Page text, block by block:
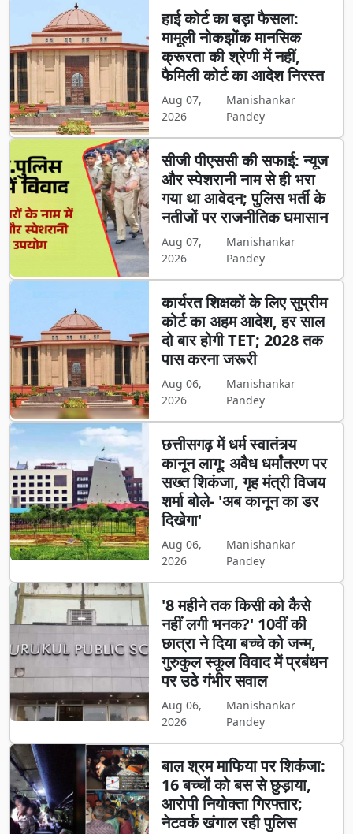
हाई कोर्ट का बड़ा फैसला:
मामूली नोकझोंक मानसिक
क्रूरता की श्रेणी में नहीं,
फैमिली कोर्ट का आदेश निरस्त
Aug 07,
2026
Manishankar
Pandey
सीजी पीएससी की सफाई: न्यूज
और स्पेशरानी नाम से ही भरा
गया था आवेदन; पुलिस भर्ती के
नतीजों पर राजनीतिक घमासान
Aug 07,
2026
Manishankar
Pandey
कार्यरत शिक्षकों के लिए सुप्रीम
कोर्ट का अहम आदेश, हर साल
दो बार होगी TET; 2028 तक
पास करना जरूरी
Aug 06,
2026
Manishankar
Pandey
छत्तीसगढ़ में धर्म स्वातंत्र्य
कानून लागू: अवैध धर्मांतरण पर
सख्त शिकंजा, गृह मंत्री विजय
शर्मा बोले- 'अब कानून का डर
दिखेगा'
Aug 06,
2026
Manishankar
Pandey
'8 महीने तक किसी को कैसे
नहीं लगी भनक?' 10वीं की
छात्रा ने दिया बच्चे को जन्म,
गुरुकुल स्कूल विवाद में प्रबंधन
पर उठे गंभीर सवाल
Aug 06,
2026
Manishankar
Pandey
बाल श्रम माफिया पर शिकंजा:
16 बच्चों को बस से छुड़ाया,
आरोपी नियोक्ता गिरफ्तार;
नेटवर्क खंगाल रही पुलिस